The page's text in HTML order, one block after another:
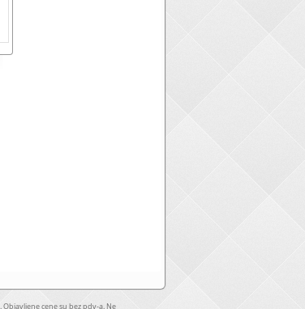
cene su bez pdv-a. Ne